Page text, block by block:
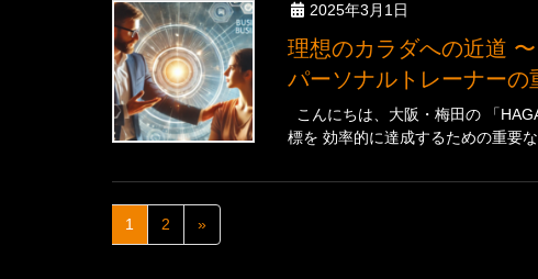
2025年3月1日
理想のカラダへの近道 〜 あなたのフィットネス目標達成を加速させる
パーソナルトレーナーの
こんにちは、大阪・梅田の 「
標を 効率的に達成するための重要
1 2 »